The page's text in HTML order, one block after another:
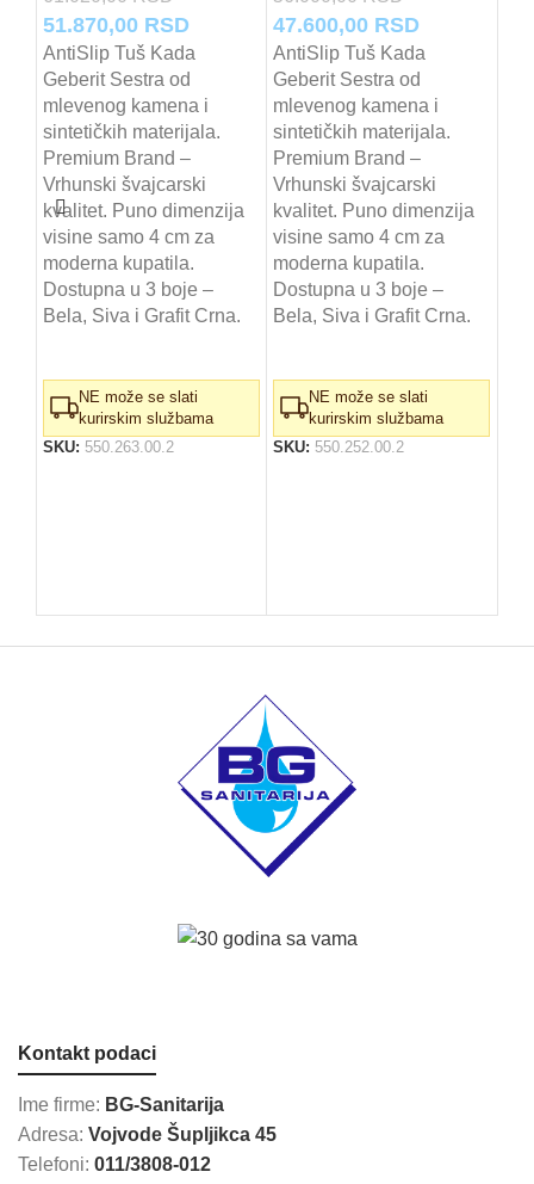
Originalna
cena
je
bila:
61.020,00 RSD.
51.870,00 RSDTrenutna
cena
je:
51.870,00 RSD.
AntiSlip Tuš Kada
Geberit Sestra od
mlevenog kamena i
sintetičkih materijala.
Premium Brand –
Vrhunski švajcarski
kvalitet. Puno dimenzija
visine samo 4 cm za
moderna kupatila.
Dostupna u 3 boje –
Bela, Siva i Grafit Crna.
NE može se slati
kurirskim službama
SKU: 550.263.00.2
Originalna
cena
je
bila:
56.000,00 RSD.
47.600,00 RSDTrenutna
cena
je:
47.600,00
AntiSlip Tuš Kada
Geberit Sestra od
mlevenog kamena i
sintetičkih materijala.
Premium Brand –
Vrhunski švajcarski
kvalitet. Puno dimenzija
visine samo 4 cm za
moderna kupatila.
Dostupna u 3 boje –
Bela, Siva i Grafit Crna.
NE može se slati
kurirskim službama
SKU: 550.252.00.2
Kontakt podaci
Ime firme: BG-Sanitarija
Adresa: Vojvode Šupljikca 45
Telefoni: 011/3808-012